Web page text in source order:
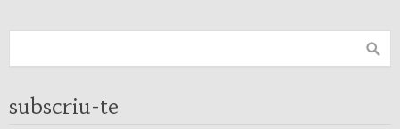
subscriu-te